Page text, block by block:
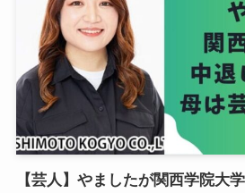
【芸人】やましたが関西学院大